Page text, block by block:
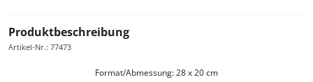
Produktbeschreibung
Artikel-Nr.: 77473
Format/Abmessung: 28 x 20 cm